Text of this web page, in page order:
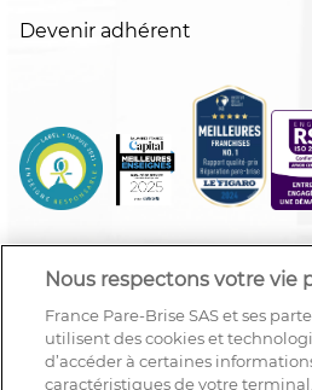
Devenir adhérent
Nous respectons votre vie
France Pare-Brise SAS et ses
utilisent des cookies et
d’accéder à certaines
caractéristiques de votre